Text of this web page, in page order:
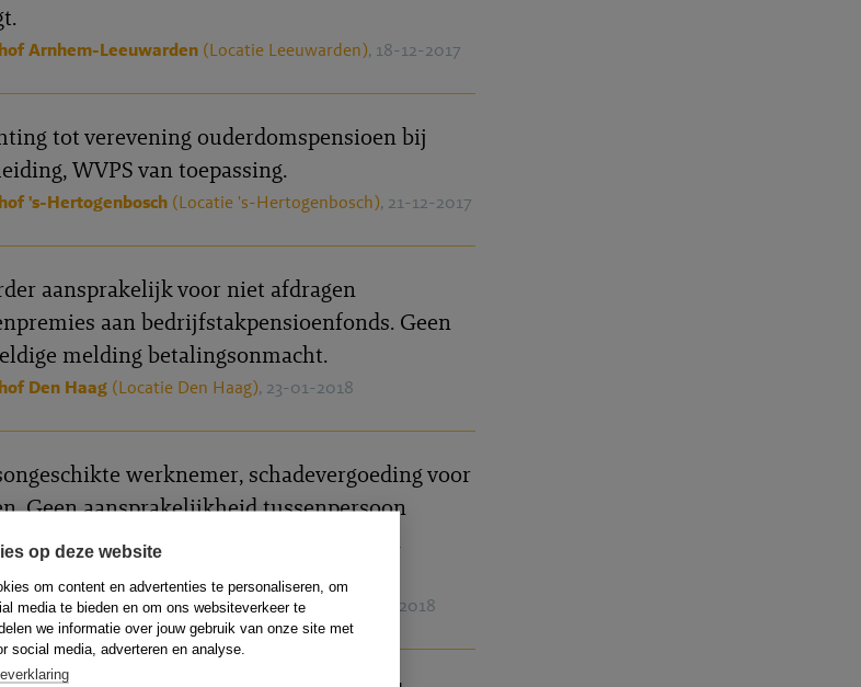
op deze website
om content en advertenties te personaliseren, om
media te bieden en om ons websiteverkeer te
we informatie over jouw gebruik van onze site met
social media, adverteren en analyse.
Arnhem-Leeuwarden (Locatie Leeuwarden), 18-12-2017
tot verevening ouderdomspensioen bij
WVPS van toepassing.
's-Hertogenbosch (Locatie 's-Hertogenbosch), 21-12-2017
aansprakelijk voor niet afdragen
aan bedrijfstakpensioenfonds. Geen
melding betalingsonmacht.
Den Haag (Locatie Den Haag), 23-01-2018
werknemer, schadevergoeding voor
Geen aansprakelijkheid tussenpersoon
onvoldoende oorzakelijk verband tussen
Arnhem-Leeuwarden(Locatie Arnhem) , 09-01-2018